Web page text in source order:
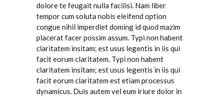
dolore te feugait nulla facilisi. Nam liber
tempor cum soluta nobis eleifend option
congue nihil imperdiet doming id quod mazim
placerat facer possim assum. Typi non habent
claritatem insitam; est usus legentis in iis qui
facit eorum claritatem. Typi non habent
claritatem insitam; est usus legentis in iis qui
facit eorum claritatem est etiam processus
dynamicus. Duis autem vel eum iriure dolor in